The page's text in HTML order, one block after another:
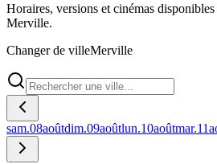
Horaires, versions et cinémas
Merville.
Changer de villeMerville
sam.08aoûtdim.09aoûtlun.10aoûtmar.11